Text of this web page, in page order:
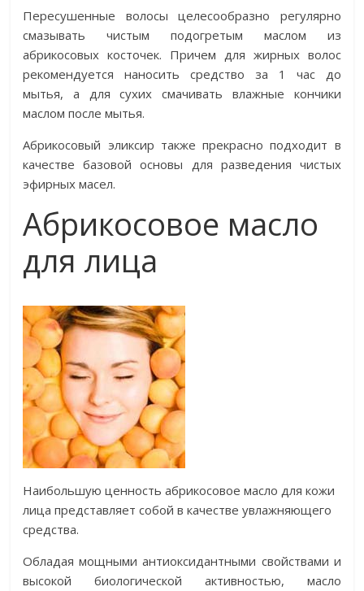
Пересушенные волосы целесообразно регулярно
смазывать чистым подогретым маслом из
абрикосовых косточек. Причем для жирных волос
рекомендуется наносить средство за 1 час до
мытья, а для сухих смачивать влажные кончики
маслом после мытья.
Абрикосовый эликсир также прекрасно подходит в
качестве базовой основы для разведения чистых
эфирных масел.
Абрикосовое масло
для лица
Наибольшую ценность абрикосовое масло для кожи
лица представляет собой в качестве увлажняющего
средства.
Обладая мощными антиоксидантными свойствами и
высокой биологической активностью, масло